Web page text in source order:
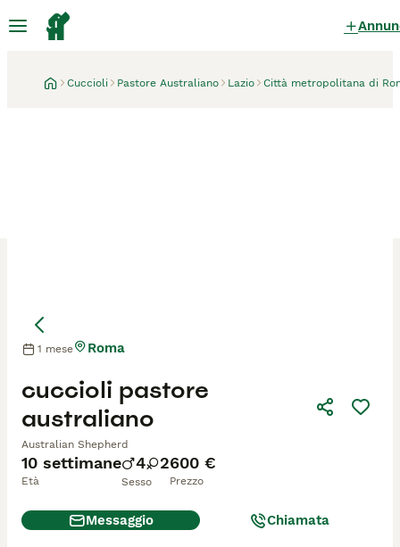
Cuccioli Pastore Australiano Lazio Città metropolitana di
10 settimane
Età
4 2
Sesso
600 €
Prezzo
cuccioli pastore
australiano
Australian Shepherd
1 mese Roma
Messaggio Chiamata